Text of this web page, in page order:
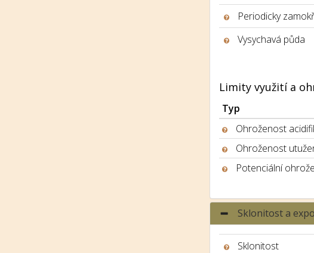
Periodicky
Vysychavá půda
Limity využití a
Typ
Ohroženost
Ohroženost
Potenciální
Sklonitost a
Sklonitost